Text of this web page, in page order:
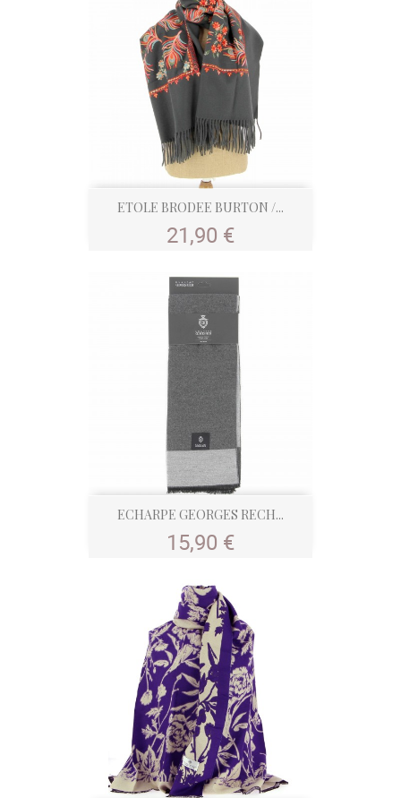
ETOLE BRODEE BURTON /...
Prix
21,90 €
ECHARPE GEORGES RECH...
Prix
15,90 €